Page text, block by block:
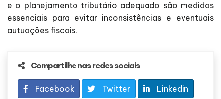
e o planejamento tributário adequado são medidas
essenciais para evitar inconsistências e eventuais
autuações fiscais.
Compartilhe nas redes sociais
Facebook Twitter Linkedin